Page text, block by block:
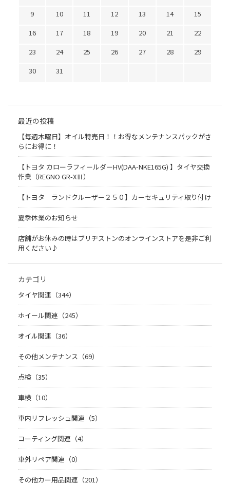
9 10 11 12 13 14
15
16
17 18 19 20 21
22
23
24 25 26 27 28
29
30
31
最近の投稿
【毎週木曜日】オイル特売日！！お得なメンテナンスパックがさ
らにお得に！
【トヨタ カローラフィールダーHV(DAA-NKE165G) 】タイヤ交換
作業（REGNO GR-XⅢ）
【トヨタ ランドクルーザー２５０】カーセキュリティ取り付け
夏季休業のお知らせ
店舗がお休みの時はブリヂストンのオンラインストアを是非ご利
用ください♪
カテゴリ
タイヤ関連（344）
ホイール関連（245）
オイル関連（36）
その他メンテナンス（69）
点検（35）
車検（10）
車内リフレッシュ関連（5）
コーティング関連（4）
車外リペア関連（0）
その他カー用品関連（201）